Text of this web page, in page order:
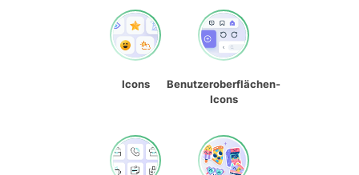
Icons
Benutzeroberflächen-
Icons